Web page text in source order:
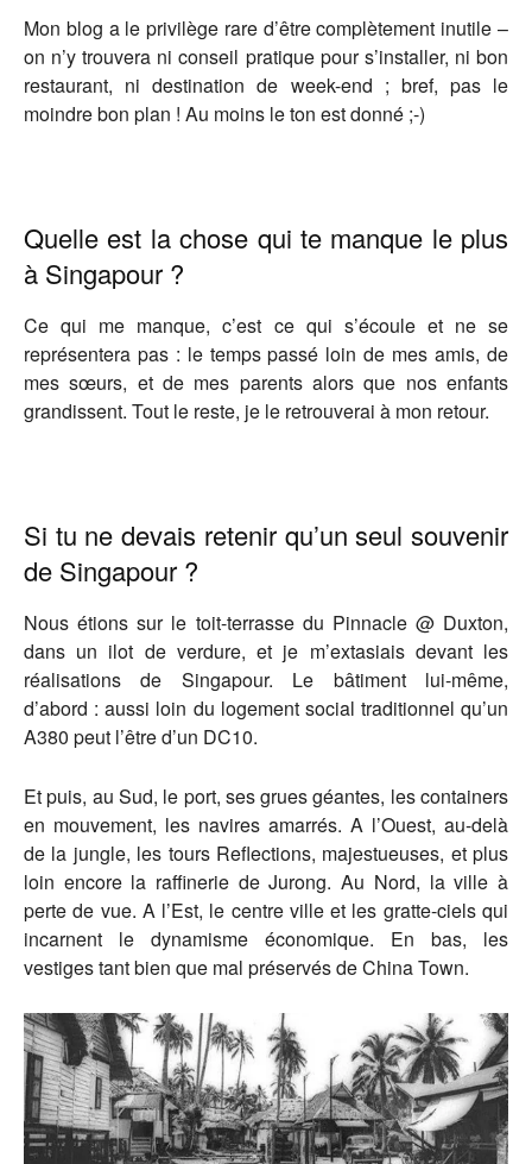
Mon blog a le privilège rare d’être complètement inutile –
on n’y trouvera ni conseil pratique pour s’installer, ni bon
restaurant, ni destination de week-end ; bref, pas le
moindre bon plan ! Au moins le ton est donné ;-)
Quelle est la chose qui te manque le plus
à Singapour ?
Ce qui me manque, c’est ce qui s’écoule et ne se
représentera pas : le temps passé loin de mes amis, de
mes sœurs, et de mes parents alors que nos enfants
grandissent. Tout le reste, je le retrouverai à mon retour.
Si tu ne devais retenir qu’un seul souvenir
de Singapour ?
Nous étions sur le toit-terrasse du Pinnacle @ Duxton,
dans un ilot de verdure, et je m’extasiais devant les
réalisations de Singapour. Le bâtiment lui-même,
d’abord : aussi loin du logement social traditionnel qu’un
A380 peut l’être d’un DC10.
Et puis, au Sud, le port, ses grues géantes, les containers
en mouvement, les navires amarrés. A l’Ouest, au-delà
de la jungle, les tours Reflections, majestueuses, et plus
loin encore la raffinerie de Jurong. Au Nord, la ville à
perte de vue. A l’Est, le centre ville et les gratte-ciels qui
incarnent le dynamisme économique. En bas, les
vestiges tant bien que mal préservés de China Town.